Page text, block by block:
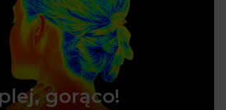
gorąco!